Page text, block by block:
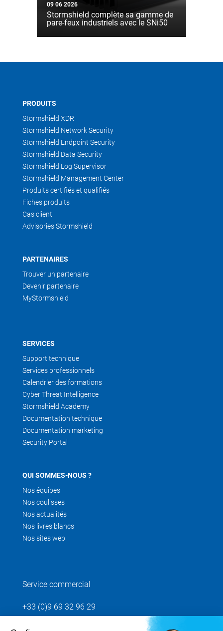
09 06 2026
Stormshield complète sa gamme de
pare-feux industriels avec le SNi50
PRODUITS
Stormshield XDR
Stormshield Network Security
Stormshield Endpoint Security
Stormshield Data Security
Stormshield Log Supervisor
Stormshield Management Center
Produits certifiés et qualifiés
Fiches produits
Cas client
Advisories Stormshield
PARTENAIRES
Trouver un partenaire
Devenir partenaire
MyStormshield
SERVICES
Support technique
Services professionnels
Calendrier des formations
Cyber Threat Intelligence
Stormshield Academy
Documentation technique
Documentation marketing
Security Portal
QUI SOMMES-NOUS ?
Nos équipes
Nos coulisses
Nos actualités
Nos livres blancs
Nos sites web
Service commercial
+33 (0)9 69 32 96 29